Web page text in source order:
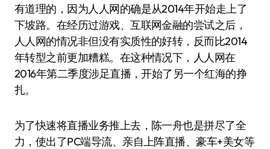
有道理的，因为人人网的确是从2014年开始走上了
下坡路。在经历过游戏、互联网金融的尝试之后，
人人网的情况非但没有实质性的好转，反而比2014
年转型之前更加糟糕。在这种情况下，人人网在
2016年第二季度涉足直播，开始了另一个红海的挣
扎。
为了快速将直播业务推上去，陈一舟也是拼尽了全
力，使出了PC端导流、亲自上阵直播、豪车+美女等